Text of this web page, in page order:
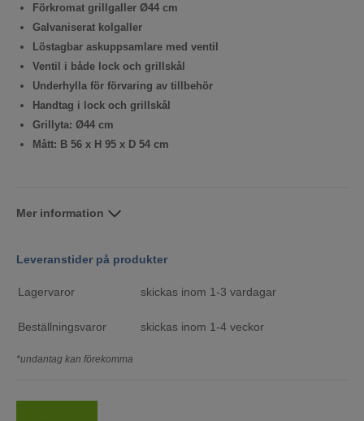
Förkromat grillgaller Ø44 cm
Galvaniserat kolgaller
Löstagbar askuppsamlare med ventil
Ventil i både lock och grillskål
Underhylla för förvaring av tillbehör
Handtag i lock och grillskål
Grillyta: Ø44 cm
Mått: B 56 x H 95 x D 54 cm
Mer information
Leveranstider på produkter
Lagervaror skickas inom 1-3 vardagar
Beställningsvaror skickas inom 1-4 veckor
*undantag kan förekomma